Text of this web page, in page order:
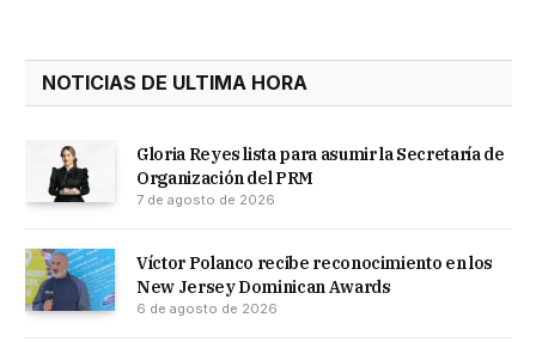
NOTICIAS DE ULTIMA HORA
Gloria Reyes lista para asumir la Secretaría de
Organización del PRM
7 de agosto de 2026
Víctor Polanco recibe reconocimiento en los
New Jersey Dominican Awards
6 de agosto de 2026